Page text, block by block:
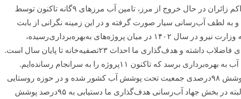
به جهت برگزاری ایام اربعین حسینی و تراکم زائران در حال خروج از مرز، تامین آب مرزهای ۹گانه تاکنون توسط
لطف آب‌‌‌رسانی سیار صورت گرفته و در این زمینه نگرانی از بابت
تامین آب وجود ندارد. لازم به ذکر است که وزارت نیرو در سال ۱۴۰۲ در میان پروژه‌‌‌های به‌بهره‌برداری‌رسیده،
۱۲پروژه در بخش تصفیه‌خانه‌‌‌های شبکه‌‌‌های فاضلاب داشته و هدف‌گذاری ما احداث ۲۳تصفیه‌خانه تا پایان سال است.
در بخش آب قرار بود ۱۸پروژه تصفیه‌خانه آب به بهره‌برداری برسد که تاکنون ۱۱پروژه را به سرانجام رسانده‌ایم.
بهره‌برداری از این حجم پروژه آب باعث پوشش ۹۸درصدی جمعیت تحت پوشش آب کشور شده و در حوزه روستایی
به ۶/ ۸۶‌درصد آب‌رسانی دست یافته‌ایم. البته در بخش جهاد آب‌رسانی هدف‌گذاری ما دستیابی به ۹۵‌درصد پوشش